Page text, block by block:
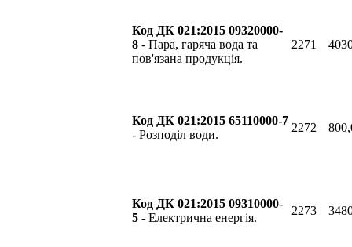
Код ДК 021:2015 09320000-
8 - Пара, гаряча вода та
пов'язана продукція.
2271
Код ДК 021:2015 65110000-7
- Розподіл води.
2272
Код ДК 021:2015 09310000-
5 - Електрична енергія.
2273